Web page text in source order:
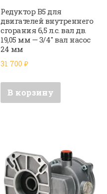
Редуктор B5 для
двигателей внутреннего
сгорания 6,5 л.с. вал дв.
19,05 мм — 3/4″ вал насос
24 мм
31 700₽
В корзину